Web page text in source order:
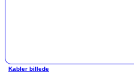
Kabler billede